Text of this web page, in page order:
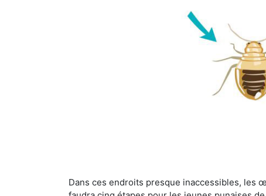
Dans ces endroits presque inaccessibles, les